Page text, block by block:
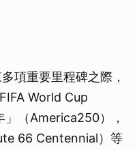
項重要里程碑之際，
World Cup
（America250），
66 Centennial）等